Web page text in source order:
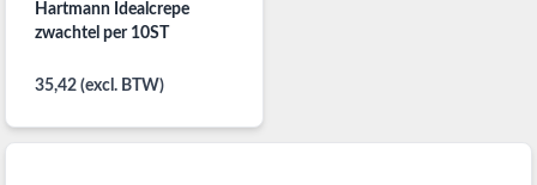
Hartmann Idealcrepe
zwachtel per 10ST
35,42 (excl. BTW)